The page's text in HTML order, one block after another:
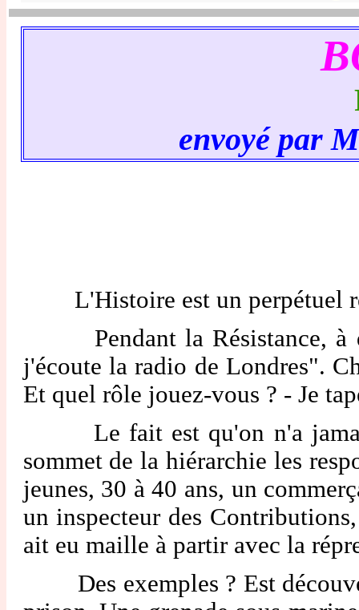
envoyé par
L'Histoire est un perpétuel
Pendant la Résistance, à
j'écoute la radio de Londres".
Et quel rôle jouez-vous ? - Je
Le fait est qu'on n'a jamais
sommet de la hiérarchie les
jeunes, 30 à 40 ans, un
un inspecteur des
ait eu maille à partir avec la
Des exemples ? Est